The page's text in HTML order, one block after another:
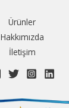
Ürünler
Hakkımızda
İletişim